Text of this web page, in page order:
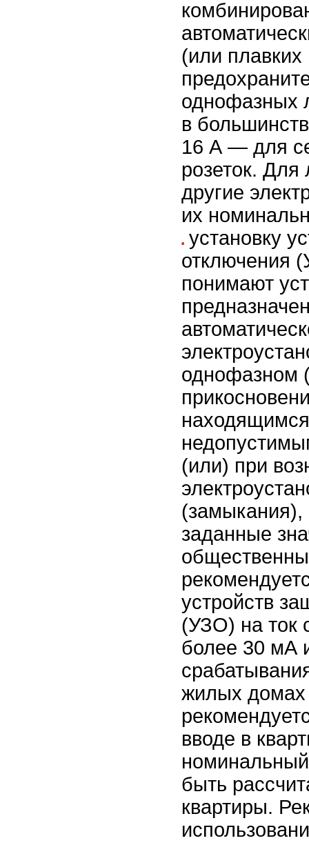
(или плавких
однофазных
в
16 А — для
розеток.
другие
их
установку
отключения
понимают
однофазном
(или) при
заданные
устройств
(УЗО) на ток
более 30 мА
жилых
вводе в
быть
квартиры.